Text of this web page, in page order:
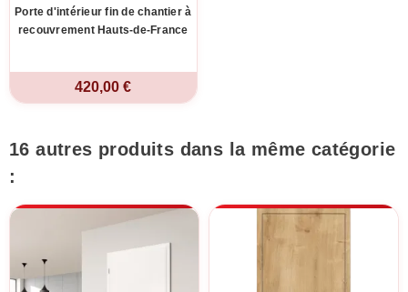
Porte d'intérieur fin de chantier à
recouvrement Hauts-de-France
420,00 €
16 autres produits dans la même catégorie
: